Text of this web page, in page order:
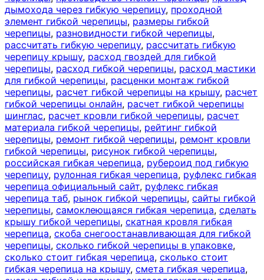
дымохода через гибкую черепицу, проходной
элемент гибкой черепицы, размеры гибкой
черепицы, разновидности гибкой черепицы,
рассчитать гибкую черепицу, рассчитать гибкую
черепицу крышу, расход гвоздей для гибкой
черепицы, расход гибкой черепицы, расход мастики
для гибкой черепицы, расценки монтаж гибкой
черепицы, расчет гибкой черепицы на крышу, расчет
гибкой черепицы онлайн, расчет гибкой черепицы
шинглас, расчет кровли гибкой черепицы, расчет
материала гибкой черепицы, рейтинг гибкой
черепицы, ремонт гибкой черепицы, ремонт кровли
гибкой черепицы, рисунок гибкой черепицы,
российская гибкая черепица, рубероид под гибкую
черепицу, рулонная гибкая черепица, руфлекс гибкая
черепица официальный сайт, руфлекс гибкая
черепица таб, рынок гибкой черепицы, сайты гибкой
черепицы, самоклеющаяся гибкая черепица, сделать
крышу гибкой черепицы, скатная кровля гибкая
черепица, скоба снегоостанавливающая для гибкой
черепицы, сколько гибкой черепицы в упаковке,
сколько стоит гибкая черепица, сколько стоит
гибкая черепица на крышу, смета гибкая черепица,